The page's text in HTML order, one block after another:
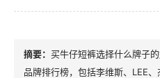
买牛仔短裤选择什么牌子
品牌排行榜，包括李维斯、LEE